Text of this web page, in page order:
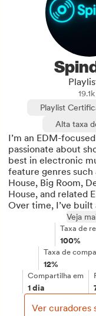
19.1k
Playlist
Alta taxa
I’m an EDM-
passionate about
best in electronic
feature genres such
House, Big Room,
House, and related
Over time, I’ve built
Veja
Taxa de
100%
Taxa de
12%
Compartilha em
1 dia
Ver curadores